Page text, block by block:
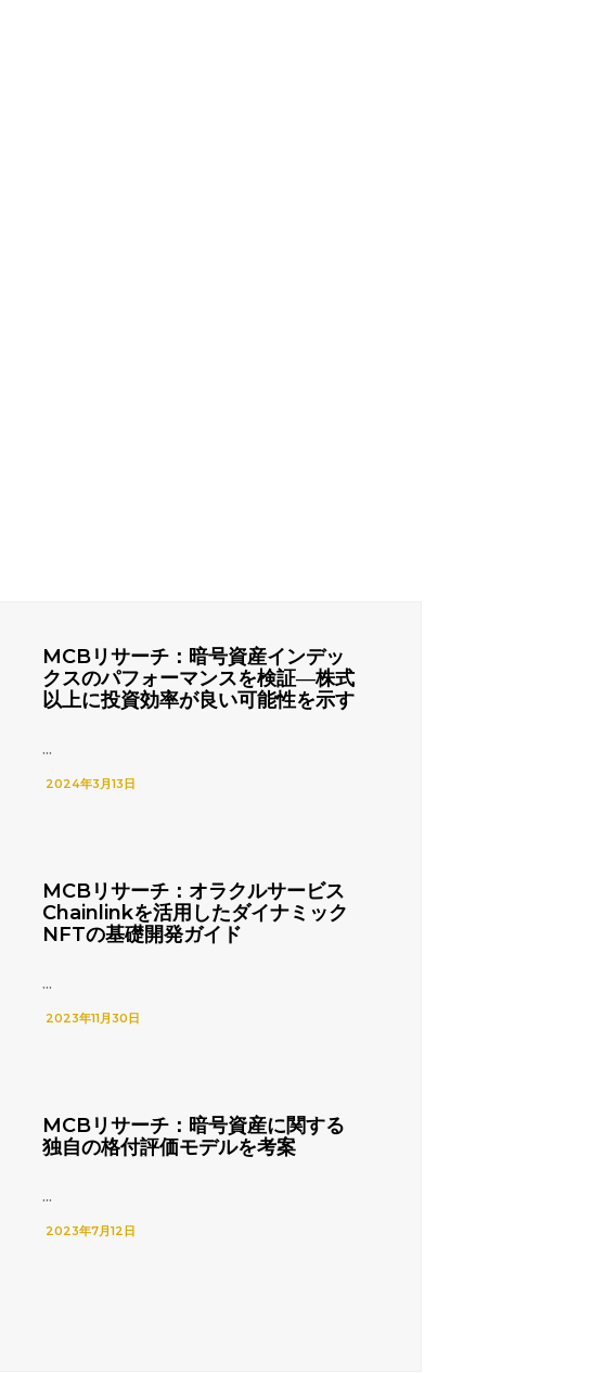
MCBリサーチ：暗号資産インデッ
クスのパフォーマンスを検証―株式
以上に投資効率が良い可能性を示す
...
2024年3月13日
MCBリサーチ：オラクルサービス
Chainlinkを活用したダイナミック
NFTの基礎開発ガイド
...
2023年11月30日
MCBリサーチ：暗号資産に関する
独自の格付評価モデルを考案
...
2023年7月12日